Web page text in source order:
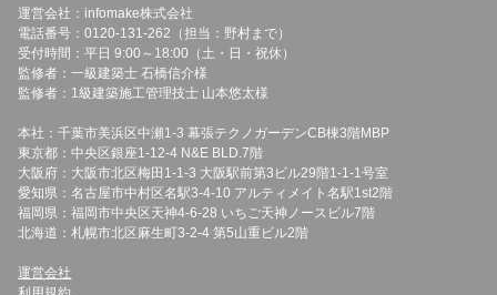
運営会社：infomake株式会社
電話番号：0120-131-262（担当：野村まで）
受付時間：平日 9:00～18:00（土・日・祝休）
監修者：一級建築士 石橋信介様
監修者：1級建築施工管理技士 山本悠太様
本社：千葉市美浜区中瀬1-3 幕張テクノガーデンCB棟3階MBP
東京都：中央区銀座1-12-4 N&E BLD.7階
大阪府：大阪市北区梅田1-1-3 大阪駅前第3ビル29階1-1-1号室
愛知県：名古屋市中村区名駅3-4-10 アルティメイト名駅1st2階
福岡県：福岡市中央区天神4-6-28 いちご天神ノースビル7階
北海道：札幌市北区麻生町3-2-4 第5山重ビル2階
運営会社